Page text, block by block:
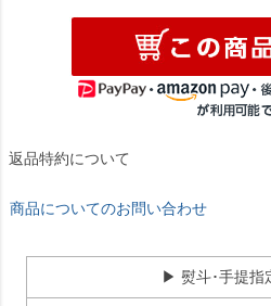
返品特約について
商品についてのお問い合わせ
▶ 熨斗･手提指